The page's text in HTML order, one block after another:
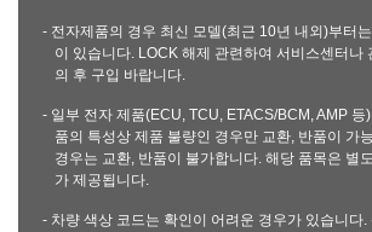
- 전자제품의 경우 최신 모델(최근 10년 내외)부터
이 있습니다. LOCK 해제 관련하여 서비스센터나
의 후 구입 바랍니다.
- 일부 전자 제품(ECU, TCU, ETACS/BCM, AMP 등
품의 특성상 제품 불량인 경우만 교환, 반품이 가
경우는 교환, 반품이 불가합니다. 해당 품목은 별
가 제공됩니다.
- 차량 색상 코드는 확인이 어려운 경우가 있습니다.